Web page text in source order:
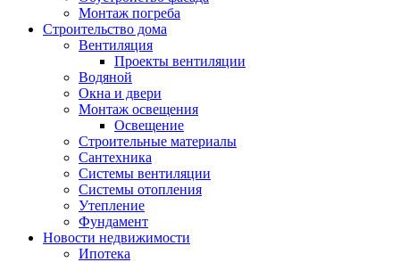
Монтаж погреба
Строительство дома
Вентиляция
Проекты вентиляции
Водяной
Окна и двери
Монтаж освещения
Освещение
Строительные материалы
Сантехника
Системы вентиляции
Системы отопления
Утепление
Фундамент
Новости недвижимости
Ипотека